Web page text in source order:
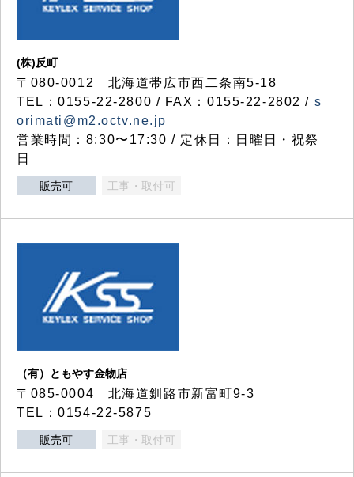
(株)反町
〒080-0012 北海道帯広市西二条南5-18
TEL：0155-22-2800 / FAX：0155-22-2802 / s
orimati@m2.octv.ne.jp
営業時間：8:30〜17:30 / 定休日：日曜日・祝祭
日
販売可 工事・取付可
（有）ともやす金物店
〒085-0004 北海道釧路市新富町9-3
TEL：0154-22-5875
販売可 工事・取付可